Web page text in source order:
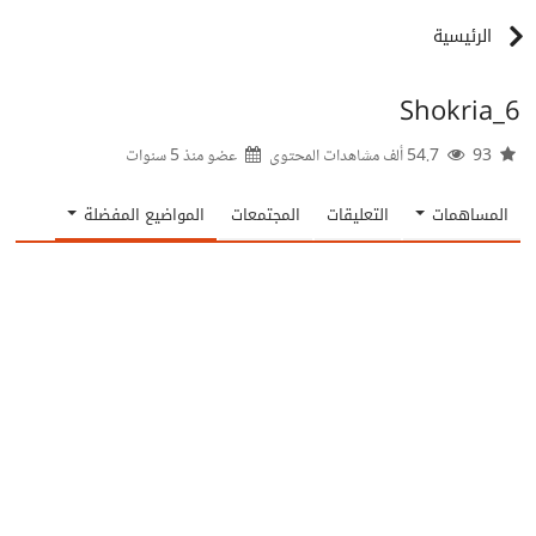
الرئيسية
Shokria_6
عضو منذ5 سنوات
المساهمات التعليقات المجتمعات المواضيع المفضلة